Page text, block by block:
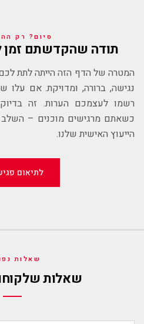
סיום? רק
תודה שהקדשתם זמן
המטרה של הדף הזה הייתה לתת
נגישה, ברורה, ומדויקת. אם עלו
רשמו לעצמכם הערות. זה
כשאתם מרגישים מוכנים –
הייעוץ האישית שלנו.
לתיאום
שאלות
שאלות